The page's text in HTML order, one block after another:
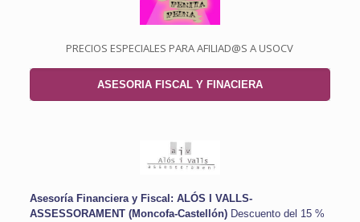
PRECIOS ESPECIALES PARA AFILIAD@S A USOCV
ASESORIA FISCAL Y FINACIERA
Asesoría Financiera y Fiscal: ALÓS I VALLS-
ASSESSORAMENT (Moncofa-Castellón) Descuento del 15 %